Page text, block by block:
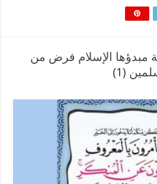
مبدؤها الإسلام فرض من
(1)